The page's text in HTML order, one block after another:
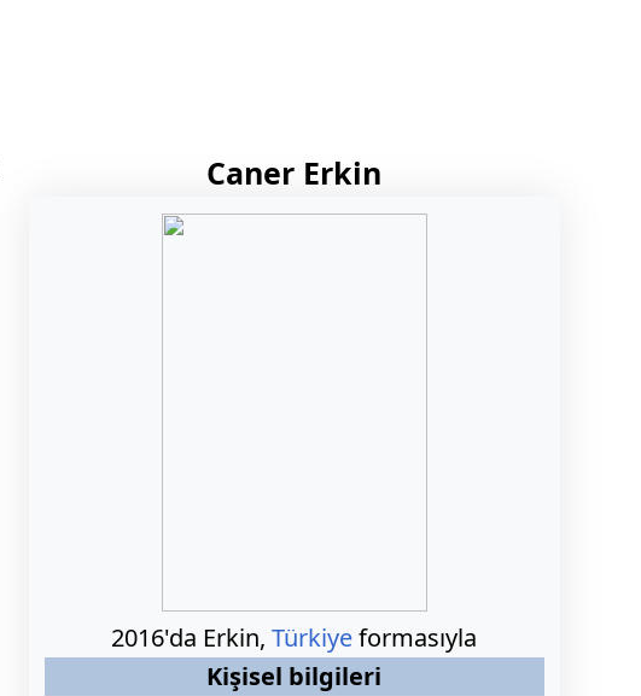
Caner Erkin
2016'da Erkin,Türkiyeformasıyla
Kişisel bilgileri